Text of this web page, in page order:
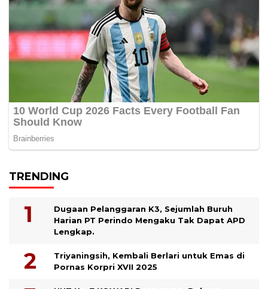
TRENDING
Dugaan Pelanggaran K3, Sejumlah Buruh
Harian PT Perindo Mengaku Tak Dapat APD
Lengkap.
Triyaningsih, Kembali Berlari untuk Emas di
Pornas Korpri XVII 2025